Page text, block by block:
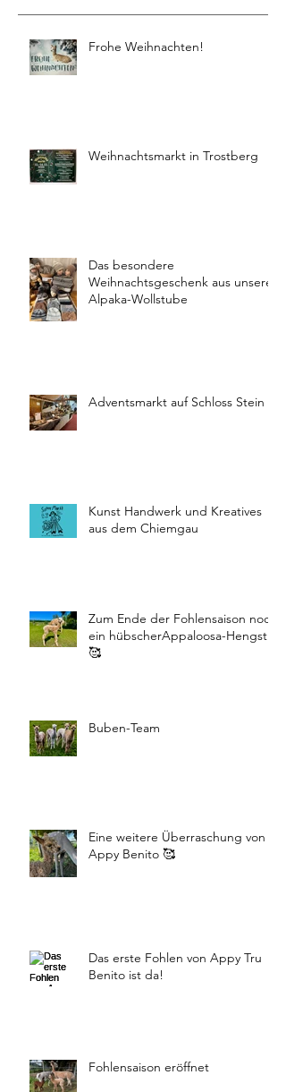
Frohe Weihnachten!
Weihnachtsmarkt in Trostberg
Das besondere
Weihnachtsgeschenk aus unserer
Alpaka-Wollstube
Adventsmarkt auf Schloss Stein
Kunst Handwerk und Kreatives
aus dem Chiemgau
Zum Ende der Fohlensaison noch
ein hübscherAppaloosa-Hengst
🥰
Buben-Team
Eine weitere Überraschung von
Appy Benito 🥰
Das erste Fohlen von Appy Tru
Benito ist da!
Fohlensaison eröffnet